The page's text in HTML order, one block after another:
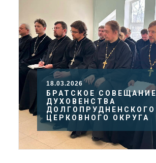
18.03.2026
БРАТСКОЕ СОВЕЩАНИЕ
ДУХОВЕНСТВА
ДОЛГОПРУДНЕНСКОГО
ЦЕРКОВНОГО ОКРУГА